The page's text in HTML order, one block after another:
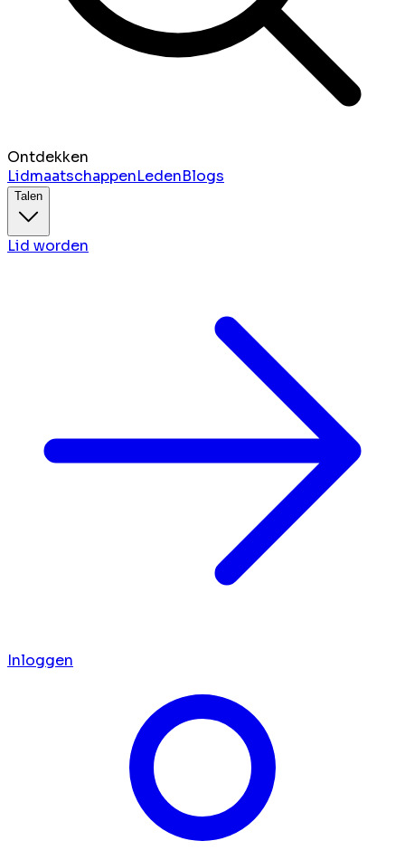
Ontdekken
LidmaatschappenLedenBlogs
Talen
Lid worden
Inloggen